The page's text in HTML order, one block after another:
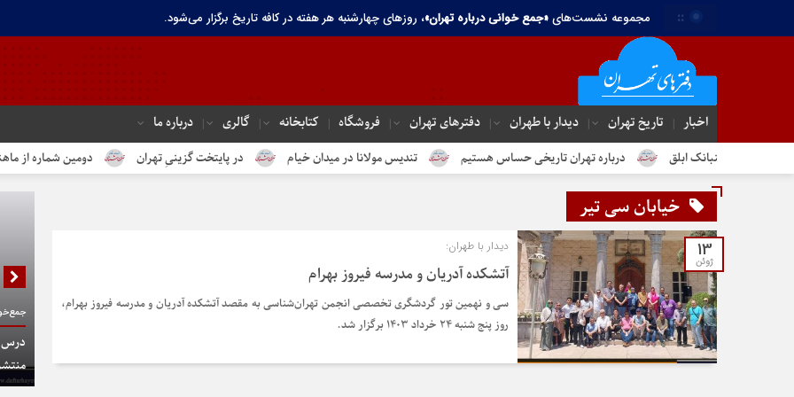
:: مجموعه نشست‌های«جمع خوانی درباره تهران»، روزهای چهارشنبه هر هفته در کافه تاریخ برگزار می‌شود.
اخبار تاریخ تهران دیدار با طهران دفترهای تهران‌ فروشگاه کتابخانه گالری درباره ما
دم جنبانک ابلق درباره تهران تاریخی حساس هستیم تندیس مولانا در میدان خیام در پایتخت گزینیِ تهران دومین شماره از ماهنامه
خیابان سی تیر
13
ژوئن
دیدار با طهران:
آتشکده آدریان و مدرسه فیروز بهرام
سی و نهمین تور گردشگری تخصصی انجمن تهران‌شناسی به مقصد آتشکده آدریان و مدرسه فیروز بهرام،
روز پنج شنبه 24 خرداد ۱۴۰3 برگزار شد.
درس